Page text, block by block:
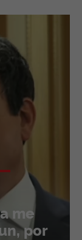
me
por